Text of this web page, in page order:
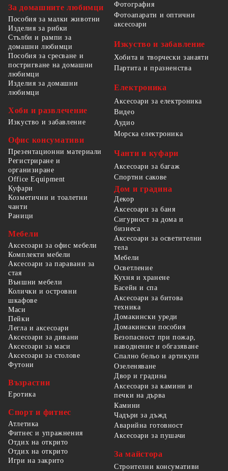
За домашните любимци
Пособия за малки животни
Изделия за рибки
Стълби и рампи за
домашни любимци
Пособия за сресване и
постригване на домашни
любимци
Изделия за домашни
любимци
Хоби и развлечение
Изкуство и забавление
Офис консумативи
Презентационни материали
Регистриране и
организиране
Office Equipment
Фотография
Фотоапарати и оптични
аксесоари
Изкуство и забавление
Хобита и творчески занаяти
Партита и празненства
Електроника
Аксесоари за електроника
Видео
Аудио
Морска електроника
Чанти и куфари
Аксесоари за багаж
Спортни сакове
Куфари
Козметични и тоалетни
чанти
Раници
Мебели
Аксесоари за офис мебели
Комплекти мебели
Аксесоари за паравани за
стая
Външни мебели
Колички и островни
шкафове
Маси
Пейки
Легла и аксесоари
Аксесоари за дивани
Аксесоари за маси
Аксесоари за столове
Футони
Възрастни
Еротика
Спорт и фитнес
Атлетика
Фитнес и упражнения
Отдих на открито
Отдих на открито
Игри на закрито
Дом и градина
Декор
Аксесоари за баня
Сигурност за дома и
бизнеса
Аксесоари за осветителни
тела
Мебели
Осветление
Кухня и хранене
Басейн и спа
Аксесоари за битова
техника
Домакински уреди
Домакински пособия
Безопасност при пожар,
наводнение и обгазяване
Спално бельо и артикули
Озеленяване
Двор и градина
Аксесоари за камини и
печки на дърва
Камини
Чадъри за дъжд
Аварийна готовност
Аксесоари за пушачи
За майстора
Строителни консумативи